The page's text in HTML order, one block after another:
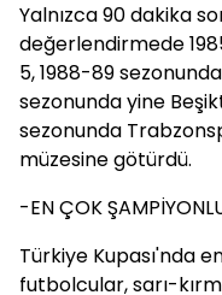
Yalnızca 90 dakika
değerlendirmede
5, 1988-89
sezonunda yine
sezonunda
müzesine götürdü.
-EN ÇOK
Türkiye Kupası'nda
futbolcular, sarı-